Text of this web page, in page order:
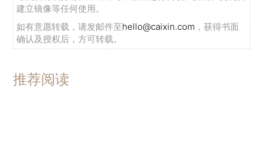
建立镜像等任何使用。
如有意愿转载，请发邮件至hello@caixin.com ，获得书面
确认及授权后，方可转载。
推荐阅读